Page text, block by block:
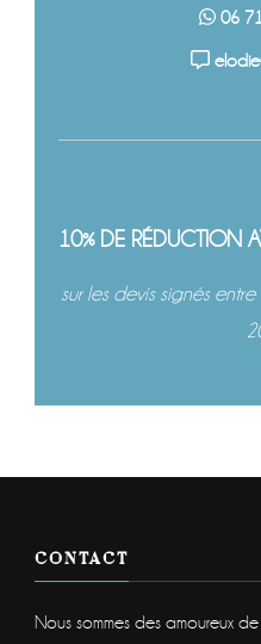
06
10% DE RÉDUCTION
sur les devis signés
CONTACT
Nous sommes des amoureux